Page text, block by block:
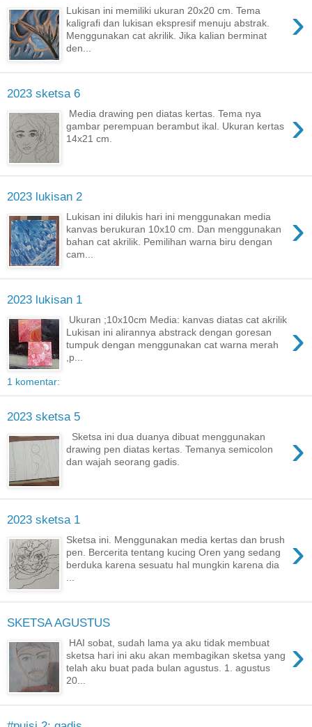
›
Lukisan ini memiliki ukuran 20x20 cm. Tema
kaligrafi dan lukisan ekspresif menuju abstrak.
Menggunakan cat akrilik. Jika kalian berminat
den...
2023 sketsa 6
›
Media drawing pen diatas kertas. Tema nya
gambar perempuan berambut ikal. Ukuran kertas
14x21 cm.
2023 lukisan 2
›
Lukisan ini dilukis hari ini menggunakan media
kanvas berukuran 10x10 cm. Dan menggunakan
bahan cat akrilik. Pemilihan warna biru dengan
cam...
2023 lukisan 1
›
Ukuran ;10x10cm Media: kanvas diatas cat akrilik
Lukisan ini alirannya abstrack dengan goresan
tumpuk dengan menggunakan cat warna merah
,p...
1 komentar:
2023 sketsa 5
›
Sketsa ini dua duanya dibuat menggunakan
drawing pen diatas kertas. Temanya semicolon
dan wajah seorang gadis.
2023 sketsa 1
›
Sketsa ini. Menggunakan media kertas dan brush
pen. Bercerita tentang kucing Oren yang sedang
berduka karena sesuatu hal mungkin karena dia
SKETSA AGUSTUS
›
HAI sobat, sudah lama ya aku tidak membuat
sketsa hari ini aku akan membagikan sketsa yang
telah aku buat pada bulan agustus. 1. agustus
20...